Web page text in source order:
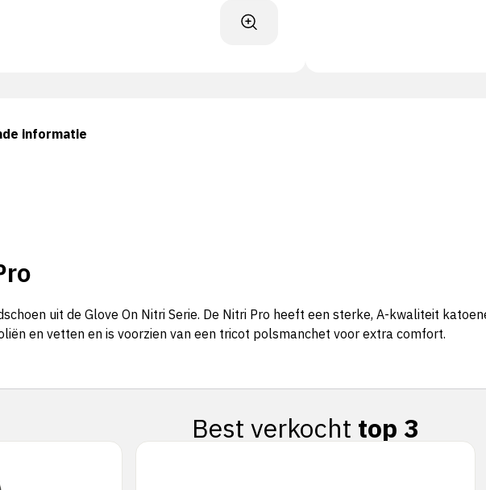
informatie
uit de Glove On Nitri Serie. De Nitri Pro heeft een sterke, A-kwaliteit
en vetten en is voorzien van een tricot polsmanchet voor extra comfort.
Best verkocht top 3